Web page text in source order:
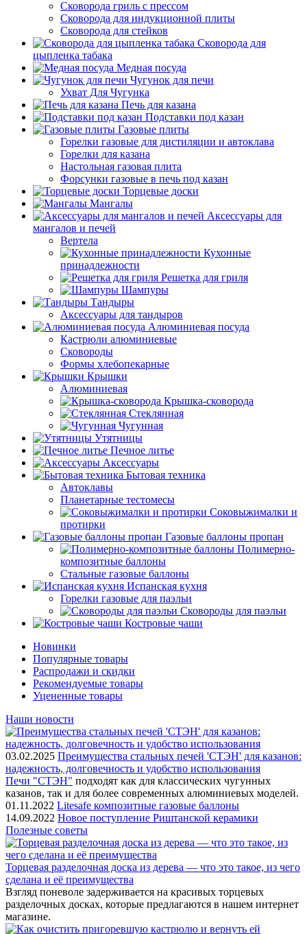
Сковорода гриль с прессом
Сковорода для индукционной плиты
Сковорода для стейков
Сковорода для
цыпленка табака
Медная посуда
Чугунок для печи
Ухват Для Чугунка
Печь для казана
Подставки под казан
Газовые плиты
Горелки газовые для дистиляции и автоклава
Горелки для казана
Настольная газовая плита
Форсунки газовые в печь под казан
Торцевые доски
Мангалы
Аксессуары для
мангалов и печей
Вертела
Кухонные
принадлежности
Решетка для гриля
Шампуры
Тандыры
Аксессуары для тандыров
Алюминиевая посуда
Кастрюли алюминиевые
Сковороды
Формы хлебопекарные
Крышки
Алюминиевая
Крышка-сковорода
Стеклянная
Чугунная
Утятницы
Печное литье
Аксессуары
Бытовая техника
Автоклавы
Планетарные тестомесы
Соковыжималки и
протирки
Газовые баллоны пропан
Полимерно-
композитные баллоны
Стальные газовые баллоны
Испанская кухня
Горелки газовые для паэльи
Сковороды для паэльи
Костровые чаши
Новинки
Популярные товары
Распродажи и скидки
Рекомендуемые товары
Уцененные товары
Наши новости
03.02.2025 Преимущества стальных печей 'СТЭН' для казанов:
надежность, долговечность и удобство использования
Печи "СТЭН" подходят как для классических чугунных
казанов, так и для более современных алюминиевых моделей.
01.11.2022 Litesafe композитные газовые баллоны
14.09.2022 Новое поступление Риштанской керамики
Полезные советы
Торцевая разделочная доска из дерева — что это такое, из чего
сделана и её преимущества
Взгляд поневоле задерживается на красивых торцевых
разделочных досках, которые предлагаются в нашем интернет
магазине.